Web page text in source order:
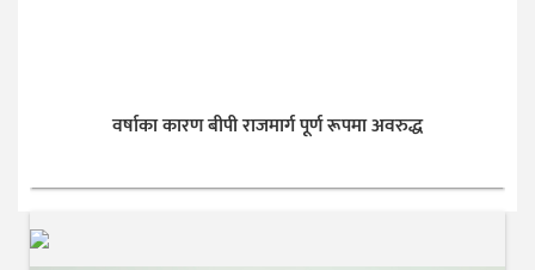
वर्षाका कारण बीपी राजमार्ग पूर्ण रूपमा अवरुद्ध